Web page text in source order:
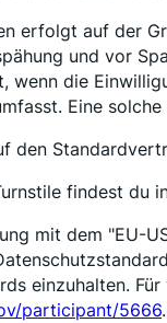
erfolgt auf der
und vor
wenn die
Eine
den
findest du
mit dem "EU-
einzuhalten.
participant/5666.